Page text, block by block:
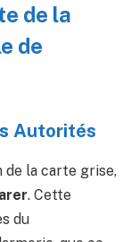
de la
de
Autorités
de la carte grise,
. Cette
du